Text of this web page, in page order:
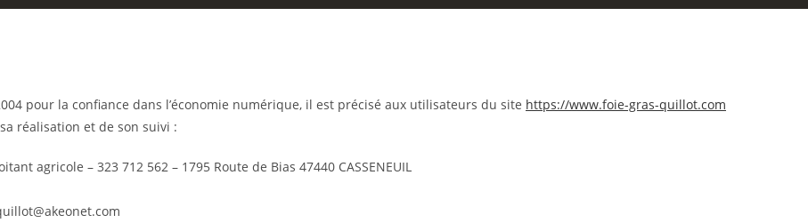
pour la confiance dans l’économie numérique, il est précisé aux utilisateurs du site https://www.foie-gras-quillot.com
réalisation et de son suivi :
agricole – 323 712 562 – 1795 Route de Bias 47440 CASSENEUIL